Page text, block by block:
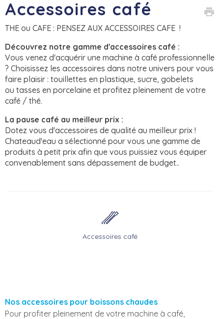
Accessoires café print
THE ou CAFE : PENSEZ AUX ACCESSOIRES CAFE !
Découvrez notre gamme d'accessoires café :
Vous venez d'acquérir une machine à café professionnelle
? Choisissez les accessoires dans notre univers pour vous
faire plaisir : touillettes en plastique, sucre, gobelets
ou tasses en porcelaine et profitez pleinement de votre
café / thé.
La pause café au meilleur prix :
Dotez vous d'accessoires de qualité au meilleur prix !
Chateaud'eau a sélectionné pour vous une gamme de
produits à petit prix afin que vous puissiez vous équiper
convenablement sans dépassement de budget..
Accessoires café
Nos accessoires pour boissons chaudes
Pour profiter pleinement de votre machine à café,